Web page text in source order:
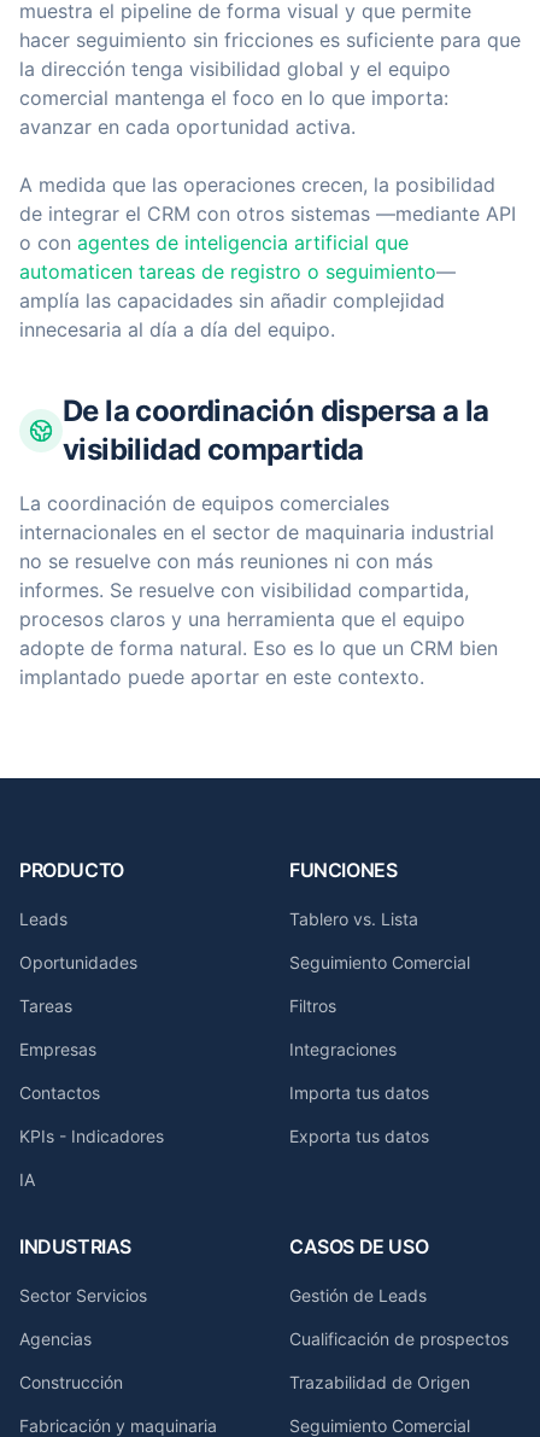
muestra el pipeline de forma visual y que permite
hacer seguimiento sin fricciones es suficiente para que
la dirección tenga visibilidad global y el equipo
comercial mantenga el foco en lo que importa:
avanzar en cada oportunidad activa.
A medida que las operaciones crecen, la posibilidad
de integrar el CRM con otros sistemas —mediante API
o con agentes de inteligencia artificial que
automaticen tareas de registro o seguimiento—
amplía las capacidades sin añadir complejidad
innecesaria al día a día del equipo.
De la coordinación dispersa a la
visibilidad compartida
La coordinación de equipos comerciales
internacionales en el sector de maquinaria industrial
no se resuelve con más reuniones ni con más
informes. Se resuelve con visibilidad compartida,
procesos claros y una herramienta que el equipo
adopte de forma natural. Eso es lo que un CRM bien
implantado puede aportar en este contexto.
PRODUCTO
Leads
Oportunidades
Tareas
Empresas
Contactos
KPIs - Indicadores
IA
FUNCIONES
Tablero vs. Lista
Seguimiento Comercial
Filtros
Integraciones
Importa tus datos
Exporta tus datos
INDUSTRIAS
Sector Servicios
Agencias
Construcción
Fabricación y maquinaria
CASOS DE USO
Gestión de Leads
Cualificación de prospectos
Trazabilidad de Origen
Seguimiento Comercial